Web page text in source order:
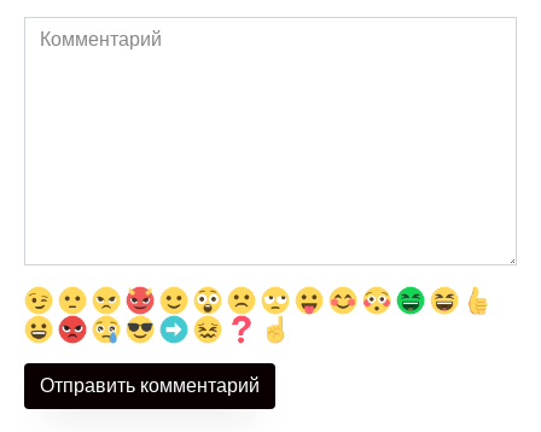
Комментарий